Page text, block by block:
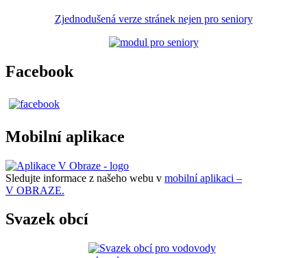
Zjednodušená verze stránek nejen pro seniory
Facebook
Mobilní aplikace
Sledujte informace z našeho webu v mobilní aplikaci –
V OBRAZE.
Svazek obcí